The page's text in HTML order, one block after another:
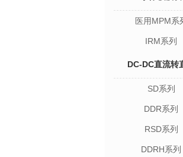
医用MPM系
IRM系列
DC-DC直流转
SD系列
DDR系列
RSD系列
DDRH系列